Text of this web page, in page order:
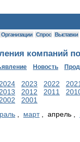
Организации Спрос Выставки
компаний
Новость
2023 2022
2012 2011
2001
, март, апрель ,